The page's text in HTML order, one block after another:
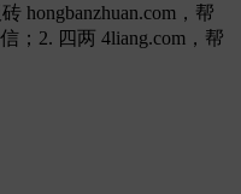
hongbanzhuan.com，帮
；2. 四两 4liang.com，帮